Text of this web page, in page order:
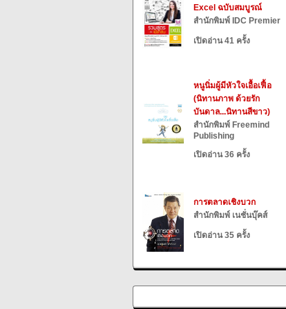
Excel ฉบับสมบูรณ์
สำนักพิมพ์ IDC Premier
เปิดอ่าน 41 ครั้ง
หนูนิ่มผู้มีหัวใจเอื้อเฟื้อ
(นิทานภาพ ด้วยรัก
บันดาล...นิทานสีขาว)
สำนักพิมพ์ Freemind
Publishing
เปิดอ่าน 36 ครั้ง
การตลาดเชิงบวก
สำนักพิมพ์ เนชั่นบุ๊คส์
เปิดอ่าน 35 ครั้ง